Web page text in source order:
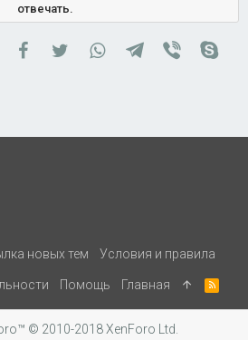
отвечать.
Одноклассники
FacebookTwitterWhatsAppTelegram
Viber
новых тем Условия и правила
Помощь Главная
R
S
© 2010-2018 XenForo Ltd.